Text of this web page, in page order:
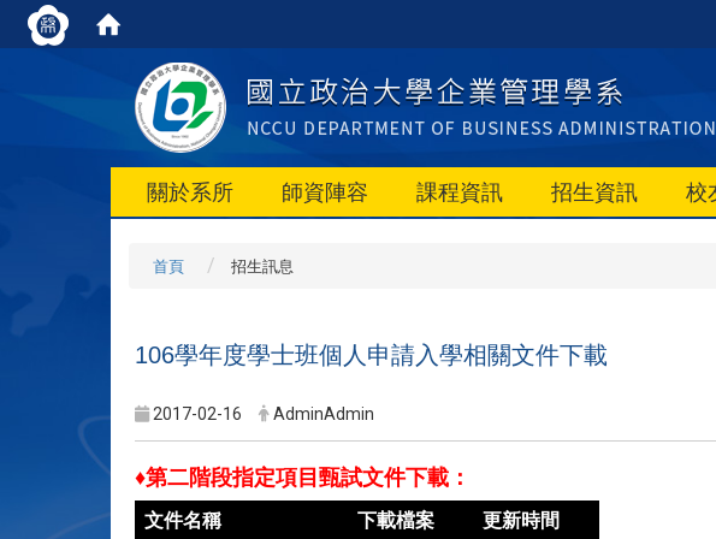
關於系所 師資陣容 課程資訊 招生資訊 校
首頁 招生訊息
106學年度學士班個人申請入學相關文件下載
2017-02-16 AdminAdmin
♦第二階段指定項目甄試文件下載：
文件名稱 下載檔案
更新時間